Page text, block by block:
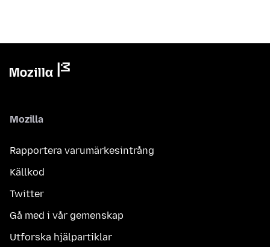
Mozilla
Rapportera varumärkesintrång
Källkod
Twitter
Gå med i vår gemenskap
Utforska hjälpartiklar